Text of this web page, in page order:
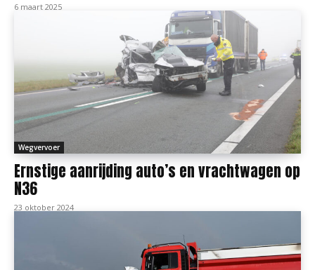
6 maart 2025
Wegvervoer
Ernstige aanrijding auto’s en vrachtwagen op
N36
23 oktober 2024